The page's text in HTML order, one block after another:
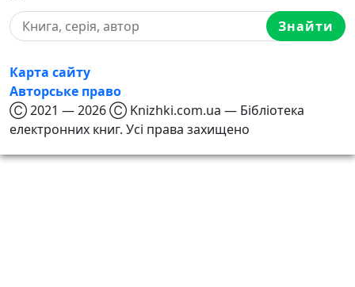
Знайти
Карта сайту
Авторське право
Ⓒ 2021 — 2026 Ⓒ Knizhki.com.ua — Бібліотека
електронних книг. Усі права захищено